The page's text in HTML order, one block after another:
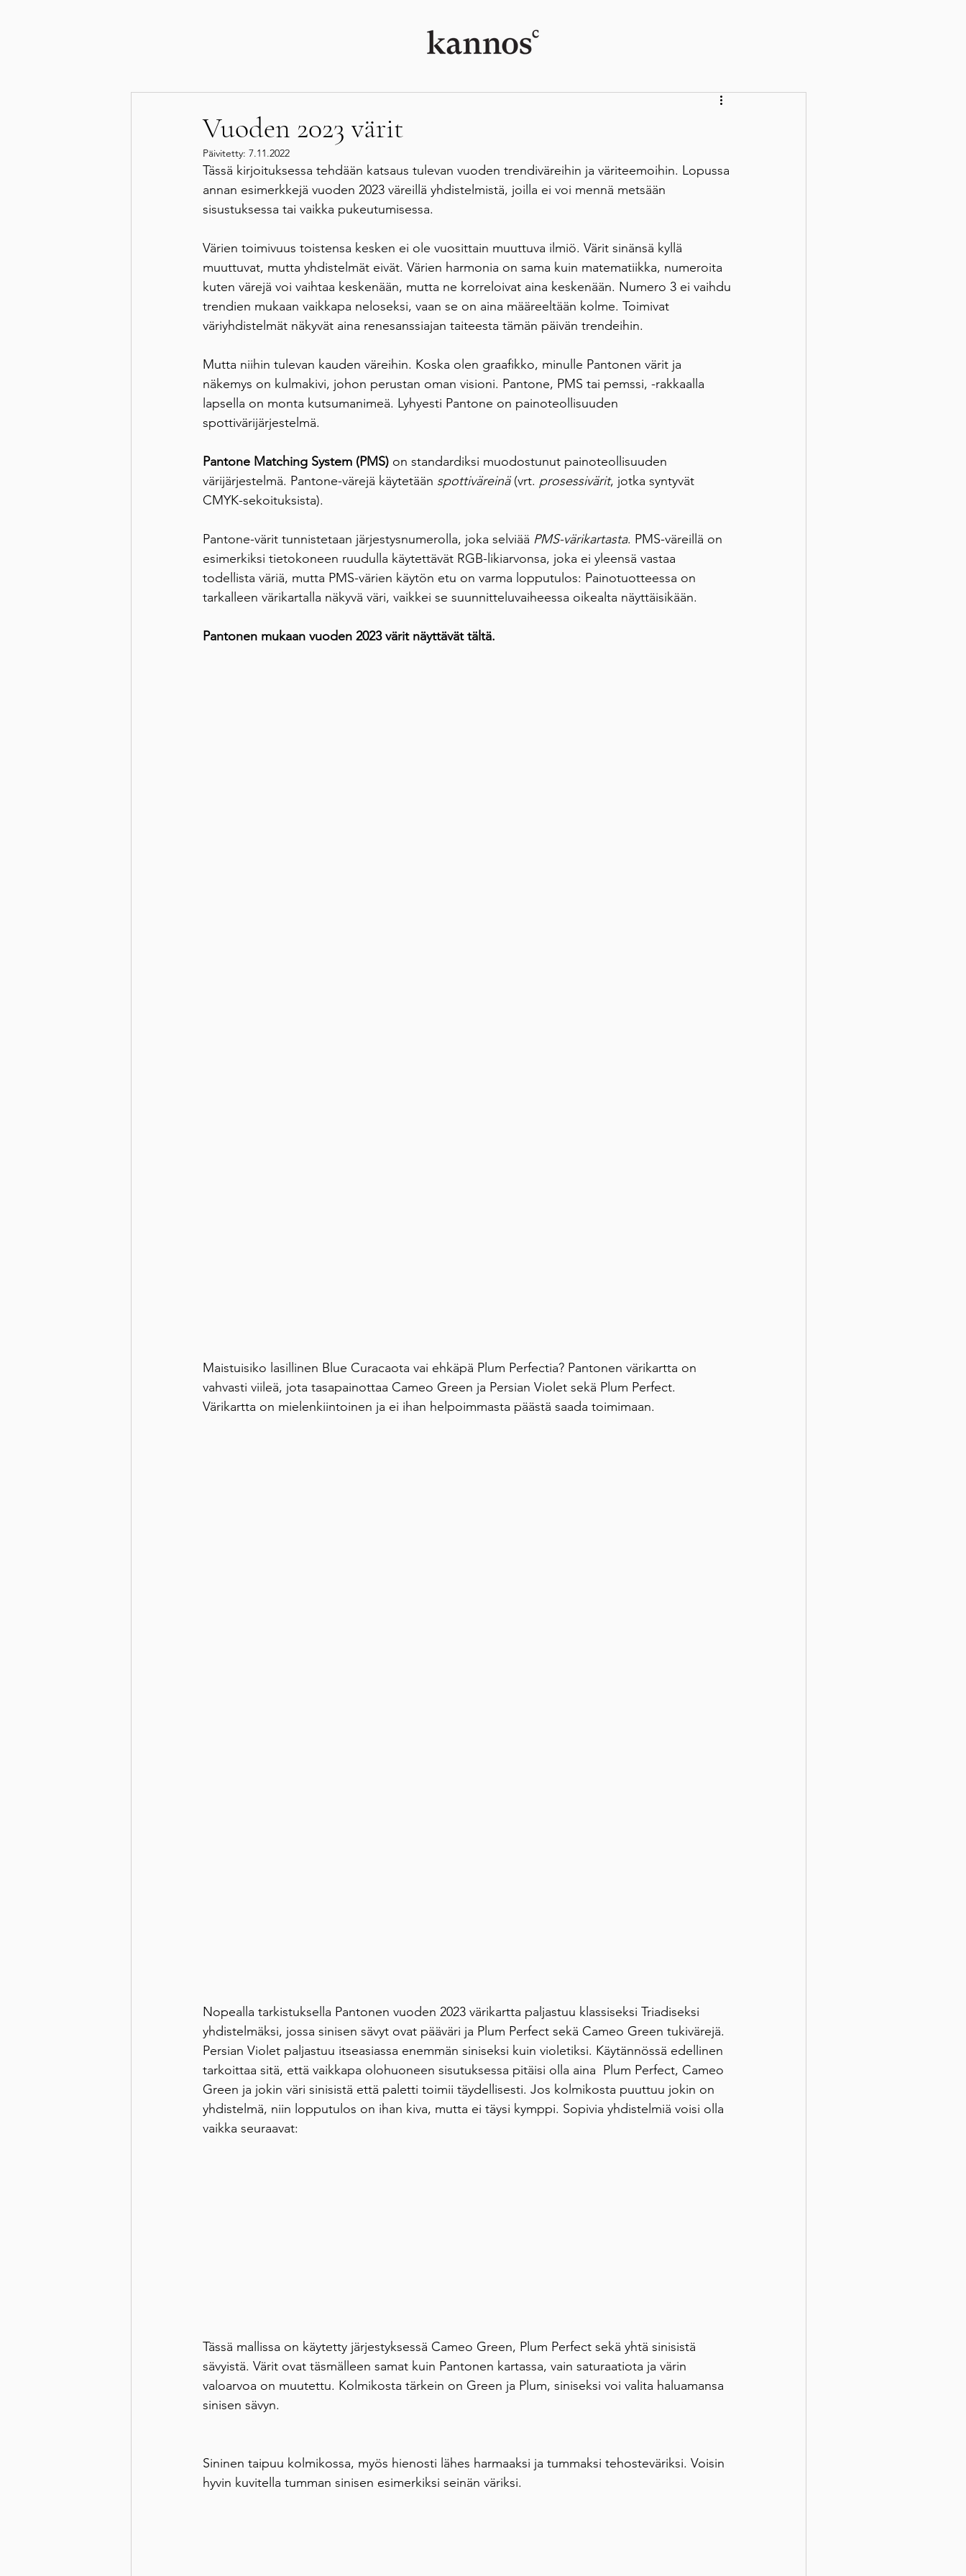
Vuoden 2023 värit
Päivitetty: 7.11.2022
Tässä kirjoituksessa tehdään katsaus tulevan vuoden trendiväreihin ja väriteemoihin. Lopussa
annan esimerkkejä vuoden 2023 väreillä yhdistelmistä, joilla ei voi mennä metsään
sisustuksessa tai vaikka pukeutumisessa.
Värien toimivuus toistensa kesken ei ole vuosittain muuttuva ilmiö. Värit sinänsä kyllä
muuttuvat, mutta yhdistelmät eivät. Värien harmonia on sama kuin matematiikka, numeroita
kuten värejä voi vaihtaa keskenään, mutta ne korreloivat aina keskenään. Numero 3 ei vaihdu
trendien mukaan vaikkapa neloseksi, vaan se on aina määreeltään kolme. Toimivat
väriyhdistelmät näkyvät aina renesanssiajan taiteesta tämän päivän trendeihin.
Mutta niihin tulevan kauden väreihin. Koska olen graafikko, minulle Pantonen värit ja
näkemys on kulmakivi, johon perustan oman visioni. Pantone, PMS tai pemssi, -rakkaalla
lapsella on monta kutsumanimeä. Lyhyesti Pantone on painoteollisuuden
spottivärijärjestelmä.
Pantone Matching System (PMS) on standardiksi muodostunut painoteollisuuden
värijärjestelmä. Pantone-värejä käytetään spottiväreinä (vrt. prosessivärit, jotka syntyvät
CMYK-sekoituksista).
Pantone-värit tunnistetaan järjestysnumerolla, joka selviää PMS-värikartasta. PMS-väreillä on
esimerkiksi tietokoneen ruudulla käytettävät RGB-likiarvonsa, joka ei yleensä vastaa
todellista väriä, mutta PMS-värien käytön etu on varma lopputulos: Painotuotteessa on
tarkalleen värikartalla näkyvä väri, vaikkei se suunnitteluvaiheessa oikealta näyttäisikään.
Pantonen mukaan vuoden 2023 värit näyttävät tältä.
Maistuisiko lasillinen Blue Curacaota vai ehkäpä Plum Perfectia? Pantonen värikartta on
vahvasti viileä, jota tasapainottaa Cameo Green ja Persian Violet sekä Plum Perfect.
Värikartta on mielenkiintoinen ja ei ihan helpoimmasta päästä saada toimimaan.
Nopealla tarkistuksella Pantonen vuoden 2023 värikartta paljastuu klassiseksi Triadiseksi
yhdistelmäksi, jossa sinisen sävyt ovat pääväri ja Plum Perfect sekä Cameo Green tukivärejä.
Persian Violet paljastuu itseasiassa enemmän siniseksi kuin violetiksi. Käytännössä edellinen
tarkoittaa sitä, että vaikkapa olohuoneen sisutuksessa pitäisi olla aina  Plum Perfect, Cameo
Green ja jokin väri sinisistä että paletti toimii täydellisesti. Jos kolmikosta puuttuu jokin on
yhdistelmä, niin lopputulos on ihan kiva, mutta ei täysi kymppi. Sopivia yhdistelmiä voisi olla
vaikka seuraavat:
Tässä mallissa on käytetty järjestyksessä Cameo Green, Plum Perfect sekä yhtä sinisistä
sävyistä. Värit ovat täsmälleen samat kuin Pantonen kartassa, vain saturaatiota ja värin
valoarvoa on muutettu. Kolmikosta tärkein on Green ja Plum, siniseksi voi valita haluamansa
sinisen sävyn.
Sininen taipuu kolmikossa, myös hienosti lähes harmaaksi ja tummaksi tehosteväriksi. Voisin
hyvin kuvitella tumman sinisen esimerkiksi seinän väriksi.